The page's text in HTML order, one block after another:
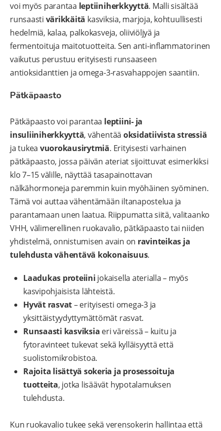
voi myös parantaa leptiiniherkkyyttä. Malli sisältää
runsaasti värikkäitä kasviksia, marjoja, kohtuullisesti
hedelmiä, kalaa, palkokasveja, oliiviöljyä ja
fermentoituja maitotuotteita. Sen anti-inflammatorinen
vaikutus perustuu erityisesti runsaaseen
antioksidanttien ja omega-3-rasvahappojen saantiin.
Pätkäpaasto
Pätkäpaasto voi parantaa leptiini- ja
insuliiniherkkyyttä, vähentää oksidatiivista stressiä
ja tukea vuorokausirytmiä. Erityisesti varhainen
pätkäpaasto, jossa päivän ateriat sijoittuvat esimerkiksi
klo 7–15 välille, näyttää tasapainottavan
nälkähormoneja paremmin kuin myöhäinen syöminen.
Tämä voi auttaa vähentämään iltanapostelua ja
parantamaan unen laatua. Riippumatta siitä, valitaanko
VHH, välimerellinen ruokavalio, pätkäpaasto tai niiden
yhdistelmä, onnistumisen avain on ravinteikas ja
tulehdusta vähentävä kokonaisuus.
Laadukas proteiini jokaisella aterialla – myös
kasvipohjaisista lähteistä.
Hyvät rasvat– erityisesti omega-3 ja
yksittäistyydyttymättömät rasvat.
Runsaasti kasviksia eri väreissä – kuitu ja
fytoravinteet tukevat sekä kylläisyyttä että
suolistomikrobistoa.
Rajoita lisättyä sokeria ja prosessoituja
tuotteita, jotka lisäävät hypotalamuksen
tulehdusta.
Kun ruokavalio tukee sekä verensokerin hallintaa että